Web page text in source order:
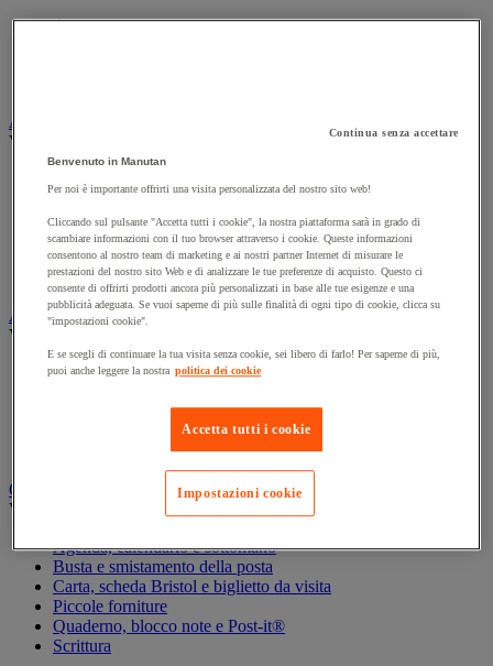
Attaccapanni
Armadio e archiviazione
Vedi tutte le categorie
Archiviazione per cartelle sospese
Armadio
Armadio per ufficio
Carrello da ufficio
Libreria
Audiovisivi
Vedi tutte le categorie
Attrezzature audio e Hi-Fi
Fotocamera, videocamera e binocolo
Insonorizzazione e registrazione professionali
Strumenti per proiezione e videoproiezione
Cancelleria e forniture per ufficio
Vedi tutte le categorie
Agenda, calendario e sottomano
Busta e smistamento della posta
Carta, scheda Bristol e biglietto da visita
Piccole forniture
Quaderno, blocco note e Post-it®
Scrittura
Continua senza accettare
Benvenuto in Manutan
Per noi è importante offrirti una visita personalizzata del nostro sito web!
Cliccando sul pulsante "Accetta tutti i cookie", la nostra piattaforma sarà in grado di
scambiare informazioni con il tuo browser attraverso i cookie. Queste informazioni
consentono al nostro team di marketing e ai nostri partner Internet di misurare le
prestazioni del nostro sito Web e di analizzare le tue preferenze di acquisto. Questo ci
consente di offrirti prodotti ancora più personalizzati in base alle tue esigenze e una
pubblicità adeguata. Se vuoi saperne di più sulle finalità di ogni tipo di cookie, clicca su
"impostazioni cookie".
E se scegli di continuare la tua visita senza cookie, sei libero di farlo! Per saperne di più,
puoi anche leggere la nostra politica dei cookie
Accetta tutti i cookie
Impostazioni cookie